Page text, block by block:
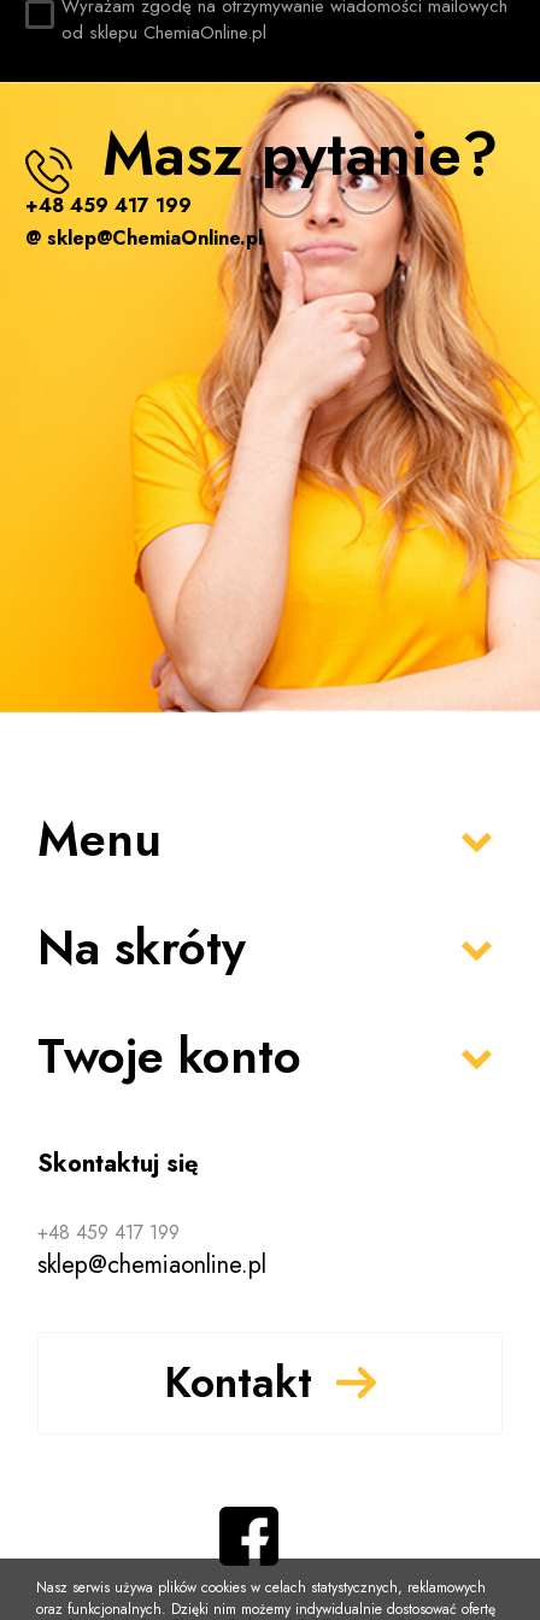
Nasz serwis używa plików cookies w celach statystycznych, reklamowych
oraz funkcjonalnych. Dzięki nim możemy indywidualnie dostosować ofertę
Wyrażam zgodę na otrzymywanie wiadomości mailowych
od sklepu ChemiaOnline.pl
Masz pytanie?
+48 459 417 199
@ sklep@ChemiaOnline.pl
Menu
Na skróty
Twoje konto
Skontaktuj się
+48 459 417 199
sklep@chemiaonline.pl
Kontakt